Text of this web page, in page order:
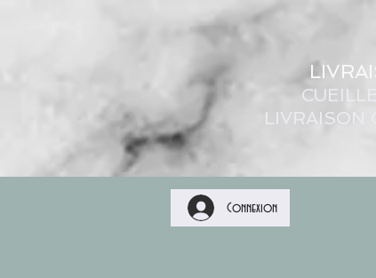
LIVRAISON
Connexion